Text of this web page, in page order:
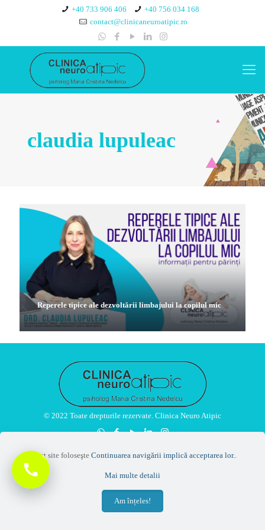
+40 733 906 406
+40 756 034 168
contact@clinicaneuroatipic.ro
claudia lupuleac
Reperele tipice ale dezvoltării limbajului la copilul mic
© 2022 Toate drepturile rezervate. Clinica Neuro Atipic
Acest site foloseşte Continuarea navigării implică acceptarea lor..
Mai multe detalii
Am înțeles!